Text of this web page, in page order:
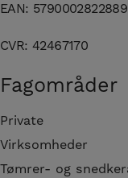
EAN: 5790002822889
CVR: 42467170
Fagområder
Private
Virksomheder
Tømrer- og